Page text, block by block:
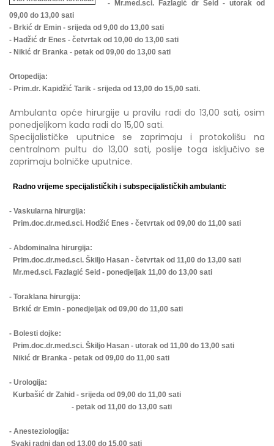
- Mr.med.sci. Fazlagić dr Seid - utorak od
09,00 do 13,00 sati
- Brkić dr Emin - srijeda od 9,00 do 13,00 sati
- Hadžić dr Enes - četvrtak od 10,00 do 13,00 sati
- Nikić dr Branka - petak od 09,00 do 13,00 sati
Ortopedija:
- Prim.dr. Kapidžić Tarik - srijeda od 13,00 do 15,00 sati.
Ambulanta opće hirurgije u pravilu radi do 13,00 sati, osim
ponedjeljkom kada radi do 15,00 sati.
Specijalističke uputnice se zaprimaju i protokolišu na
centralnom pultu do 13,00 sati, poslije toga isključivo se
zaprimaju bolničke uputnice.
Radno vrijeme specijalističkih i subspecijalističkih ambulanti:
- Vaskularna hirurgija:
Prim.doc.dr.med.sci. Hodžić Enes - četvrtak od 09,00 do 11,00 sati
- Abdominalna hirurgija:
Prim.doc.dr.med.sci. Škiljo Hasan - četvrtak od 11,00 do 13,00 sati
Mr.med.sci. Fazlagić Seid - ponedjeljak 11,00 do 13,00 sati
- Toraklana hirurgija:
Brkić dr Emin - ponedjeljak od 09,00 do 11,00 sati
- Bolesti dojke:
Prim.doc.dr.med.sci. Škiljo Hasan - utorak od 11,00 do 13,00 sati
Nikić dr Branka - petak od 09,00 do 11,00 sati
- Urologija:
Kurbašić dr Zahid - srijeda od 09,00 do 11,00 sati
- petak od 11,00 do 13,00 sati
- Anesteziologija:
Svaki radni dan od 13,00 do 15,00 sati